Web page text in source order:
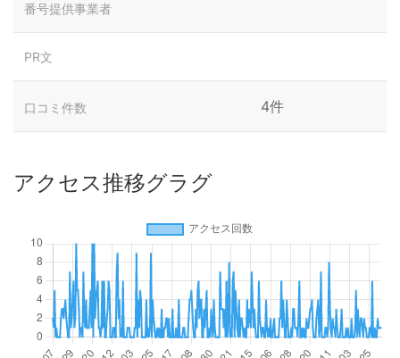
番号提供事業者
PR文
口コミ件数 4件
アクセス推移グラグ